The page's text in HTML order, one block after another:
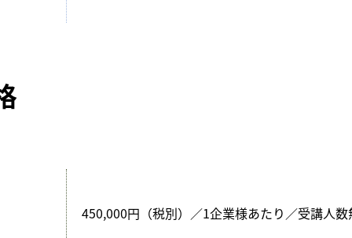
450,000円（税別）／1企業様あたり／受講人数